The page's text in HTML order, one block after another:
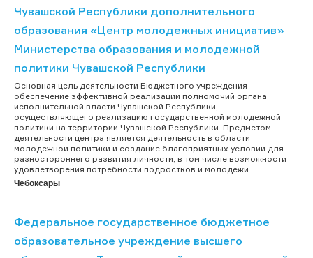
Чувашской Республики дополнительного
образования «Центр молодежных инициатив»
Министерства образования и молодежной
политики Чувашской Республики
Основная цель деятельности Бюджетного учреждения -
обеспечение эффективной реализации полномочий органа
исполнительной власти Чувашской Республики,
осуществляющего реализацию государственной молодежной
политики на территории Чувашской Республики. Предметом
деятельности центра является деятельность в области
молодежной политики и создание благоприятных условий для
разностороннего развития личности, в том числе возможности
удовлетворения потребности подростков и молодежи...
Чебоксары
Федеральное государственное бюджетное
образовательное учреждение высшего